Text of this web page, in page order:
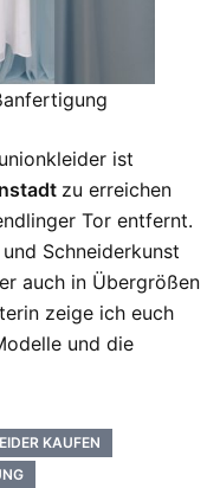
ist
zu erreichen
Tor entfernt.
Schneiderkunst
auch in Übergrößen
zeige ich euch
und die
KAUFEN